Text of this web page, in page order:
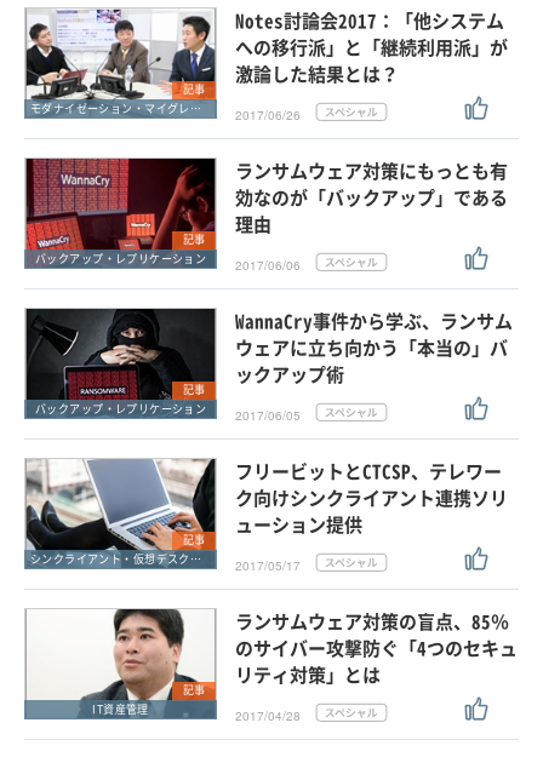
記事
モダナイゼーション・マイグレーション
Notes討論会2017：「他システム
への移行派」と「継続利用派」が
激論した結果とは？
2017/06/26
記事
バックアップ・レプリケーション
ランサムウェア対策にもっとも有
効なのが「バックアップ」である
理由
2017/06/06
記事
バックアップ・レプリケーション
WannaCry事件から学ぶ、ランサム
ウェアに立ち向かう「本当の」バ
ックアップ術
2017/06/05
記事
シンクライアント・仮想デスクトップ
フリービットとCTCSP、テレワー
ク向けシンクライアント連携ソリ
ューション提供
2017/05/17
記事
IT資産管理
ランサムウェア対策の盲点、85％
のサイバー攻撃防ぐ「4つのセキュ
リティ対策」とは
2017/04/28